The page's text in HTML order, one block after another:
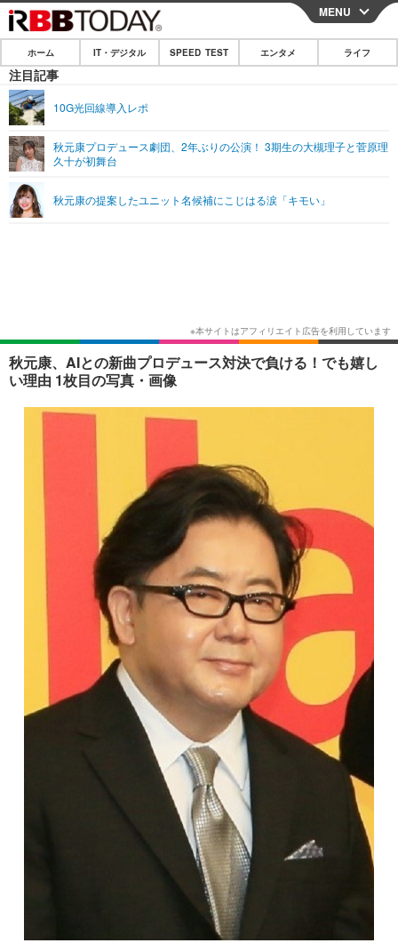
CLOSE
ホーム
IT・デジタル
ネタ
ショッピング その他
SPEED TEST
エンタメ
エンタメTOP 映画・ドラマ
ショッピング その他
ライフ
MENU
ホーム IT・デジタル SPEED TEST エンタメ ライフ
注目記事
10G光回線導入レポ
秋元康プロデュース劇団、2年ぶりの公演！ 3期生の大槻理子と菅原理
久十が初舞台
秋元康の提案したユニット名候補にこじはる涙「キモい」
秋元康、AIとの新曲プロデュース対決で負ける！でも嬉し
い理由 1枚目の写真・画像